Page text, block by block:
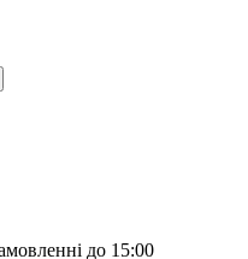
до 15:00